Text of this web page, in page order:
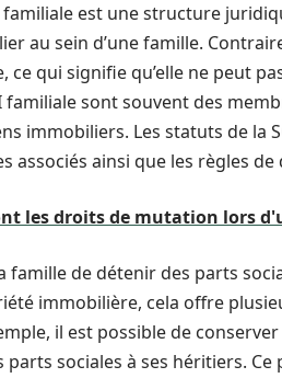
familiale est une structure
au sein d’une famille.
qui signifie qu’elle ne peut
familiale sont souvent des
immobiliers. Les statuts de la
associés ainsi que les règles de
les droits de mutation lors
famille de détenir des parts
immobilière, cela offre
il est possible de
sociales à ses héritiers. Ce